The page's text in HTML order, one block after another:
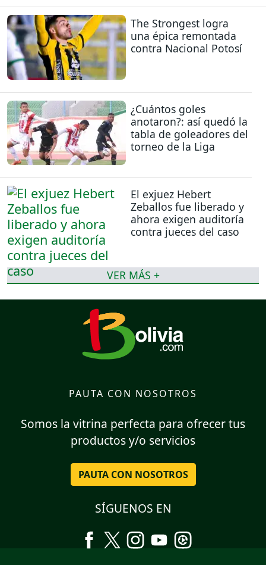
The Strongest logra
una épica remontada
contra Nacional Potosí
¿Cuántos goles
anotaron?: así quedó la
tabla de goleadores del
torneo de la Liga
El exjuez Hebert
Zeballos fue liberado y
ahora exigen auditoría
contra jueces del caso
VER MÁS +
PAUTA CON NOSOTROS
Somos la vitrina perfecta para ofrecer tus
productos y/o servicios
PAUTA CON NOSOTROS
SÍGUENOS EN